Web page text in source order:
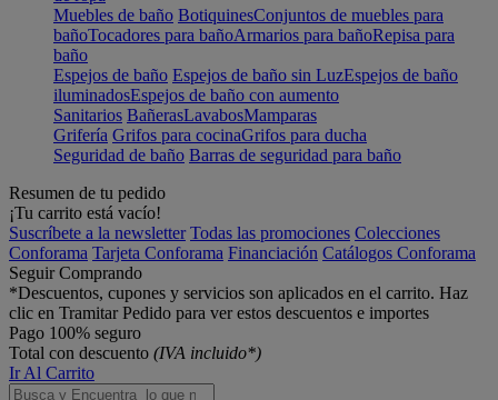
Muebles de baño BotiquinesConjuntos de muebles para
bañoTocadores para bañoArmarios para bañoRepisa para
baño
Espejos de baño Espejos de baño sin LuzEspejos de baño
iluminadosEspejos de baño con aumento
Sanitarios BañerasLavabosMamparas
Grifería Grifos para cocinaGrifos para ducha
Seguridad de baño Barras de seguridad para baño
Resumen de tu pedido
¡Tu carrito está vacío!
Suscríbete a la newsletter Todas las promociones Colecciones
Conforama Tarjeta Conforama Financiación Catálogos Conforama
Seguir Comprando
*Descuentos, cupones y servicios son aplicados en el carrito. Haz
clic en Tramitar Pedido para ver estos descuentos e importes
Pago 100% seguro
Total con descuento (IVA incluido*)
Ir Al Carrito